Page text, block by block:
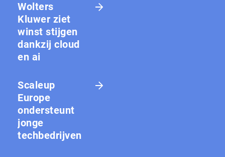
Wolters
Kluwer ziet
winst stijgen
dankzij cloud
en ai
Scaleup
Europe
ondersteunt
jonge
techbedrijven